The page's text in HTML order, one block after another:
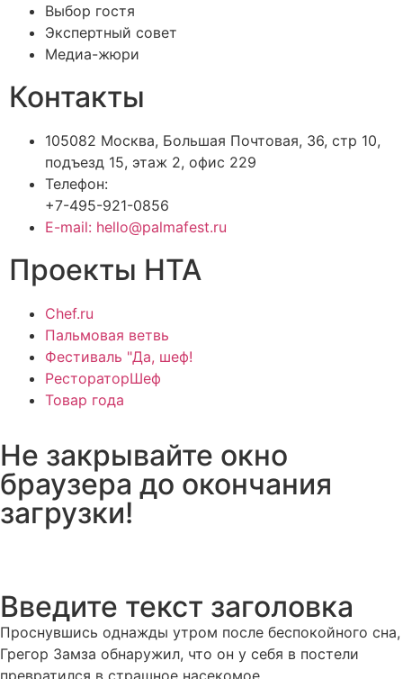
Выбор гостя
Экспертный совет
Медиа-жюри
Контакты
105082 Москва, Большая Почтовая, 36, стр 10,
подъезд 15, этаж 2, офис 229
Телефон:
+7-495-921-0856
E-mail: hello@palmafest.ru
Проекты НТА
Chef.ru
Пальмовая ветвь
Фестиваль "Да, шеф!
РестораторШеф
Товар года
Не закрывайте окно
браузера до окончания
загрузки!
Введите текст заголовка
Проснувшись однажды утром после беспокойного сна,
Грегор Замза обнаружил, что он у себя в постели
превратился в страшное насекомое.